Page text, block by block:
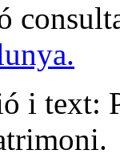
i text: